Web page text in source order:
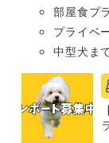
部屋食プ
プライベ
中型犬ま